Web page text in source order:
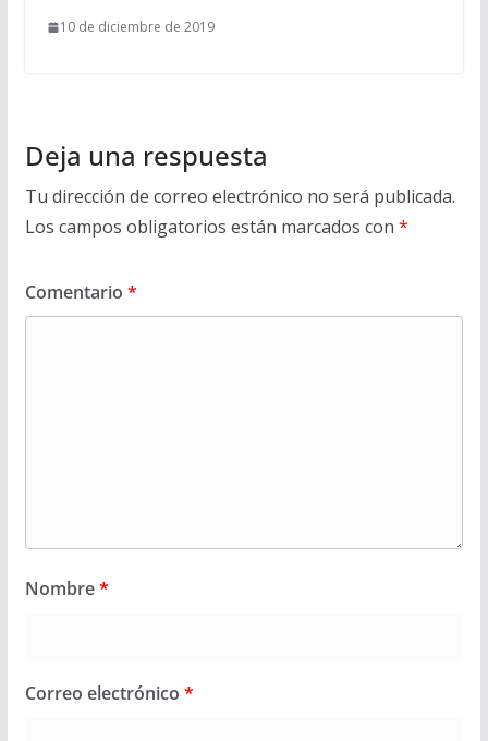
10 de diciembre de 2019
Deja una respuesta
Tu dirección de correo electrónico no será publicada.
Los campos obligatorios están marcados con *
Comentario *
Nombre*
Correo electrónico *